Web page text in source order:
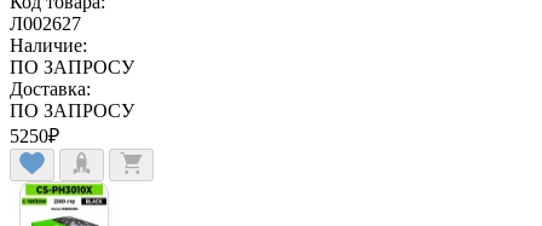
Л002627
Наличие:
ПО ЗАПРОСУ
Доставка:
ПО ЗАПРОСУ
5250₽